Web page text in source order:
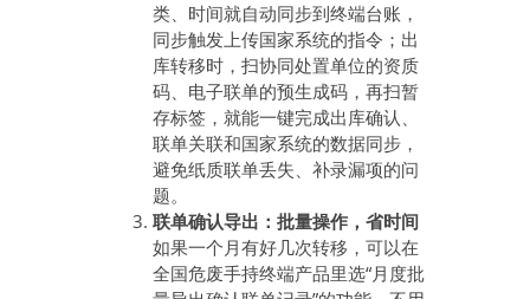
类、时间就自动同步到终端台账，
同步触发上传国家系统的指令；出
库转移时，扫协同处置单位的资质
码、电子联单的预生成码，再扫暂
存标签，就能一键完成出库确认、
联单关联和国家系统的数据同步，
避免纸质联单丢失、补录漏项的问
题。
联单确认导出：批量操作，省时间
如果一个月有好几次转移，可以在
全国危废手持终端产品里选“月度批